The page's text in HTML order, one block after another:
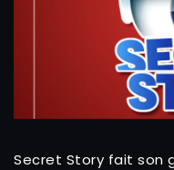
Secret Story fait son